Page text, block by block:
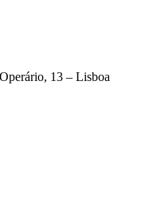
13 – Lisboa